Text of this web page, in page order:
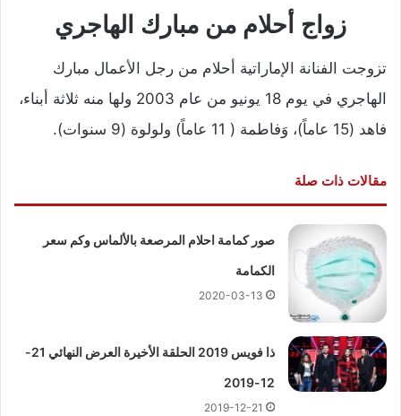
زواج أحلام من مبارك الهاجري
تزوجت الفنانة الإماراتية أحلام من رجل الأعمال مبارك
الهاجري في يوم 18 يونيو من عام 2003 ولها منه ثلاثة أبناء،
فاهد (15 عاماً)، وَفاطمة ( 11 عاماً) ولولوة (9 سنوات).
مقالات ذات صلة
صور كمامة احلام المرصعة بالألماس وكم سعر
الكمامة
2020-03-13
ذا فويس 2019 الحلقة الأخيرة العرض النهائي 21-
12-2019
2019-12-21